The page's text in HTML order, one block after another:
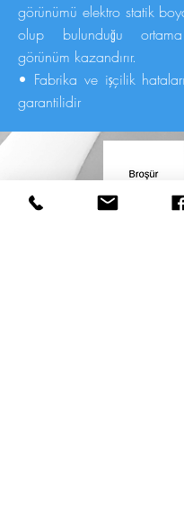
görünümü elektro statik
olup bulunduğu
görünüm kazandırır.
• Fabrika ve işçilik
garantilidir